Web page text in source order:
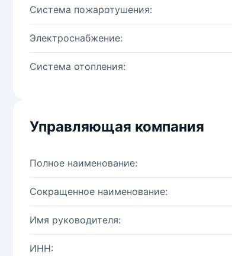
Система пожаротушения:
Электроснабжение:
Система отопления:
Управляющая компания
Полное наименование:
Сокращенное наименование:
Имя руководителя:
ИНН: